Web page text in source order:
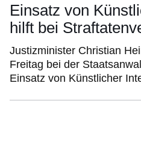
Einsatz von
hilft bei
Justizminister Christian
Freitag bei der
Einsatz von Künstlicher